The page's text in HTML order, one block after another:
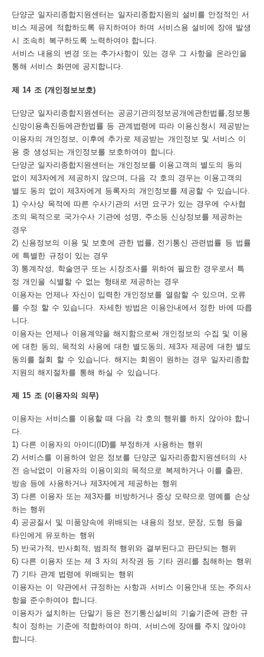
단양군 일자리종합지원센터는 일자리종합지원의 설비를 안정적인 서
비스 제공에 적합하도록 유지하여야 하며 서비스용 설비에 장애 발생
시 조속히 복구하도록 노력하여야 합니다.
서비스 내용의 변경 또는 추가사항이 있는 경우 그 사항을 온라인을
통해 서비스 화면에 공지합니다.
제 14 조 (개인정보보호)
단양군 일자리종합지원센터는 공공기관의정보공개에관한법률,정보통
신망이용촉진등에관한법률 등 관계법령에 따라 이용신청시 제공받는
이용자의 개인정보, 이후에 추가로 제공받는 개인정보 및 서비스 이
용 중 생성되는 개인정보를 보호하여야 합니다.
단양군 일자리종합지원센터는 개인정보를 이용고객의 별도의 동의
없이 제3자에게 제공하지 않으며, 다음 각 호의 경우는 이용고객의
별도 동의 없이 제3자에게 등록자의 개인정보를 제공할 수 있습니다.
1) 수사상 목적에 따른 수사기관의 서면 요구가 있는 경우에 수사협
조의 목적으로 국가수사 기관에 성명, 주소등 신상정보를 제공하는
경우
2) 신용정보의 이용 및 보호에 관한 법률, 전기통신 관련법률 등 법률
에 특별한 규정이 있는 경우
3) 통계작성, 학술연구 또는 시장조사를 위하여 필요한 경우로서 특
정 개인을 식별할 수 없는 형태로 제공하는 경우
이용자는 언제나 자신이 입력한 개인정보를 열람할 수 있으며, 오류
를 수정 할 수 있습니다. 자세한 방법은 이용안내에서 정한 바에 따릅
니다.
이용자는 언제나 이용계약을 해지함으로써 개인정보의 수집 및 이용
에 대한 동의, 목적외 사용에 대한 별도동의, 제3자 제공에 대한 별도
동의를 철회 할 수 있습니다. 해지는 회원이 원하는 경우 일자리종합
지원의 해지절차를 통해 하실 수 있습니다.
제 15 조 (이용자의 의무)
이용자는 서비스를 이용할 때 다음 각 호의 행위를 하지 않아야 합니
다.
1) 다른 이용자의 아이디(ID)를 부정하게 사용하는 행위
2) 서비스를 이용하여 얻은 정보를 단양군 일자리종합지원센터의 사
전 승낙없이 이용자의 이용이외의 목적으로 복제하거나 이를 출판,
방송 등에 사용하거나 제3자에게 제공하는 행위
3) 다른 이용자 또는 제3자를 비방하거나 중상 모략으로 명예를 손상
하는 행위
4) 공공질서 및 미풍양속에 위배되는 내용의 정보, 문장, 도형 등을
타인에게 유포하는 행위
5) 반국가적, 반사회적, 범죄적 행위와 결부된다고 판단되는 행위
6) 다른 이용자 또는 제 3 자의 저작권 등 기타 권리를 침해하는 행위
7) 기타 관계 법령에 위배되는 행위
이용자는 이 약관에서 규정하는 사항과 서비스 이용안내 또는 주의사
항을 준수하여야 합니다.
이용자가 설치하는 단말기 등은 전기통신설비의 기술기준에 관한 규
칙이 정하는 기준에 적합하여야 하며, 서비스에 장애를 주지 않아야
합니다.